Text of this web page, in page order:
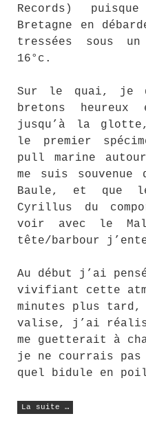
Records)
Bretagne en
tressées sous
16°c.
Sur le quai, je
bretons heureux
jusqu’à la
le premier
pull marine
me suis
Baule, et que
Cyrillus du
voir avec le
tête/barbour
Au début j’ai
vivifiant cette
minutes plus tard,
valise, j’ai
me guetterait à
je ne courrais pas
quel bidule en
La suite …
« Une
bonne